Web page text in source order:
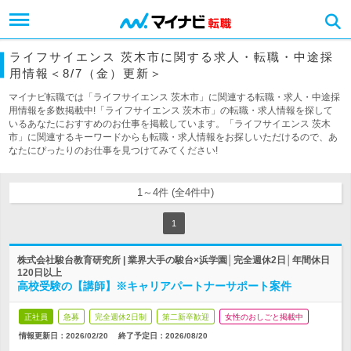
ライフサイエンス 茨木市に関する求人・転職・中途採
用情報＜8/7（金）更新＞
マイナビ転職では「ライフサイエンス 茨木市」に関連する転職・求人・中途採
用情報を多数掲載中!「ライフサイエンス 茨木市」の転職・求人情報を探して
いるあなたにおすすめのお仕事を掲載しています。「ライフサイエンス 茨木
市」に関連するキーワードからも転職・求人情報をお探しいただけるので、あ
なたにぴったりのお仕事を見つけてみてください!
1～4件 (全4件中)
1
株式会社駿台教育研究所 | 業界大手の駿台×浜学園│完全週休2日│年間休日
120日以上
高校受験の【講師】※キャリアパートナーサポート案件
正社員 急募 完全週休2日制 第二新卒歓迎 女性のおしごと掲載中
情報更新日：2026/02/20 終了予定日： 2026/08/20